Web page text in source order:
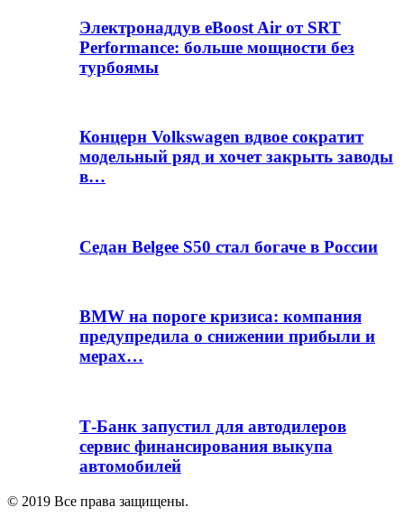
Электронаддув eBoost Air от SRT
Performance: больше мощности без
турбоямы
Концерн Volkswagen вдвое сократит
модельный ряд и хочет закрыть заводы
в…
Седан Belgee S50 стал богаче в России
BMW на пороге кризиса: компания
предупредила о снижении прибыли и
мерах…
Т-Банк запустил для автодилеров
сервис финансирования выкупа
автомобилей
© 2019 Все права защищены.